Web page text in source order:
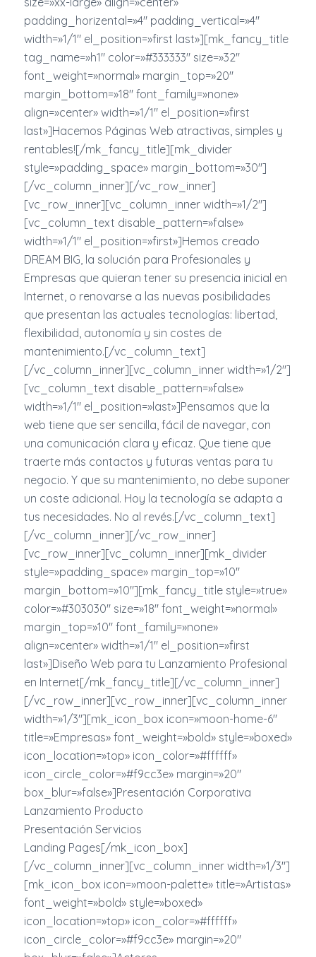
padding_horizental=»4″ padding_vertical=»4″
width=»1/1″ el_position=»first last»][mk_fancy_title
tag_name=»h1″ color=»#333333″ size=»32″
font_weight=»normal» margin_top=»20″
margin_bottom=»18″ font_family=»none»
align=»center» width=»1/1″ el_position=»first
last»]Hacemos Páginas Web atractivas, simples y
rentables![/mk_fancy_title][mk_divider
style=»padding_space» margin_bottom=»30″]
[/vc_column_inner][/vc_row_inner]
[vc_row_inner][vc_column_inner width=»1/2″]
[vc_column_text disable_pattern=»false»
width=»1/1″ el_position=»first»]Hemos creado
DREAM BIG, la solución para Profesionales y
Empresas que quieran tener su presencia inicial en
Internet, o renovarse a las nuevas posibilidades
que presentan las actuales tecnologías: libertad,
flexibilidad, autonomía y sin costes de
mantenimiento.[/vc_column_text]
[/vc_column_inner][vc_column_inner width=»1/2″]
[vc_column_text disable_pattern=»false»
width=»1/1″ el_position=»last»]Pensamos que la
web tiene que ser sencilla, fácil de navegar, con
una comunicación clara y eficaz. Que tiene que
traerte más contactos y futuras ventas para tu
negocio. Y que su mantenimiento, no debe suponer
un coste adicional. Hoy la tecnología se adapta a
tus necesidades. No al revés.[/vc_column_text]
[/vc_column_inner][/vc_row_inner]
[vc_row_inner][vc_column_inner][mk_divider
style=»padding_space» margin_top=»10″
margin_bottom=»10″][mk_fancy_title style=»true»
color=»#303030″ size=»18″ font_weight=»normal»
margin_top=»10″ font_family=»none»
align=»center» width=»1/1″ el_position=»first
last»]Diseño Web para tu Lanzamiento Profesional
en Internet[/mk_fancy_title][/vc_column_inner]
[/vc_row_inner][vc_row_inner][vc_column_inner
width=»1/3″][mk_icon_box icon=»moon-home-6″
title=»Empresas» font_weight=»bold» style=»boxed»
icon_location=»top» icon_color=»#ffffff»
icon_circle_color=»#f9cc3e» margin=»20″
box_blur=»false»]Presentación Corporativa
Lanzamiento Producto
Presentación Servicios
Landing Pages[/mk_icon_box]
[/vc_column_inner][vc_column_inner width=»1/3″]
[mk_icon_box icon=»moon-palette» title=»Artistas»
font_weight=»bold» style=»boxed»
icon_location=»top» icon_color=»#ffffff»
icon_circle_color=»#f9cc3e» margin=»20″